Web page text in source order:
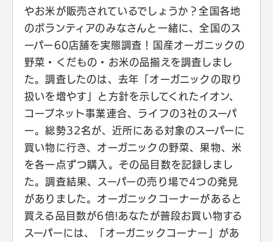
やお米が販売されているでしょうか？全国各地
のボランティアのみなさんと一緒に、全国のス
ーパー60店舗を実態調査！国産オーガニックの
野菜・くだもの・お米の品揃えを調査しまし
た。調査したのは、去年「オーガニックの取り
扱いを増やす」と方針を示してくれたイオン、
コープネット事業連合、ライフの3社のスーパ
ー。総勢32名が、近所にある対象のスーパーに
買い物に行き、オーガニックの野菜、果物、米
を各一点ずつ購入。その品目数を記録しまし
た。調査結果、スーパーの売り場で4つの発見
がありました。オーガニックコーナーがあると
買える品目数が6倍!あなたが普段お買い物する
スーパーには、「オーガニックコーナー」があ